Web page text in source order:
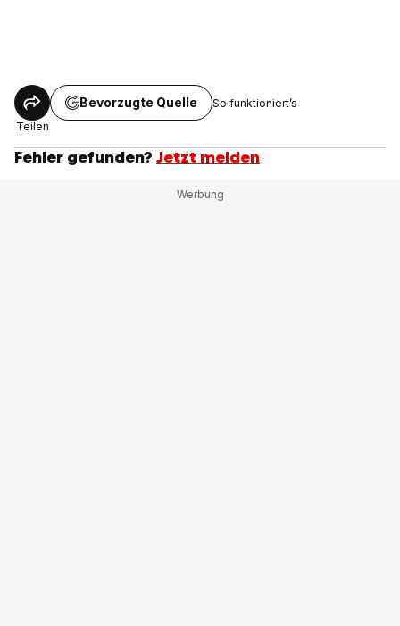
Teilen
Bevorzugte Quelle So funktioniert’s
Fehler gefunden? Jetzt melden